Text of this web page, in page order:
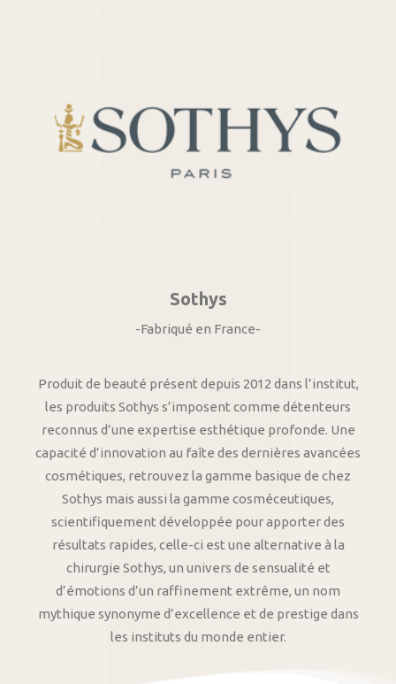
Sothys
-Fabriqué en France-
Produit de beauté présent depuis 2012 dans l’institut,
les produits Sothys s’imposent comme détenteurs
reconnus d’une expertise esthétique profonde. Une
capacité d’innovation au faîte des dernières avancées
cosmétiques, retrouvez la gamme basique de chez
Sothys mais aussi la gamme cosméceutiques,
scientifiquement développée pour apporter des
résultats rapides, celle-ci est une alternative à la
chirurgie Sothys, un univers de sensualité et
d’émotions d’un raffinement extrême, un nom
mythique synonyme d’excellence et de prestige dans
les instituts du monde entier.